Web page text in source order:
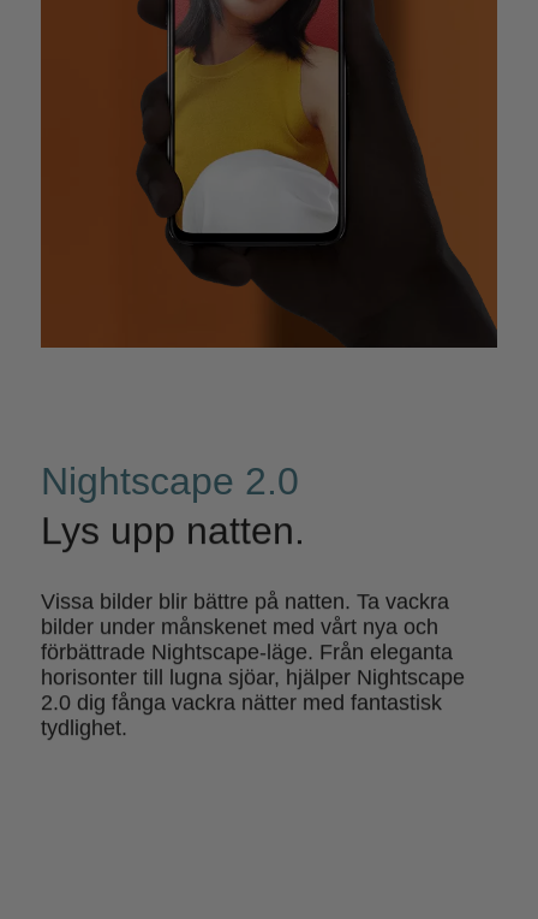
Nightscape 2.0
Lys upp natten.
Vissa bilder blir bättre på natten. Ta vackra
bilder under månskenet med vårt nya och
förbättrade Nightscape-läge. Från eleganta
horisonter till lugna sjöar, hjälper Nightscape
2.0 dig fånga vackra nätter med fantastisk
tydlighet.